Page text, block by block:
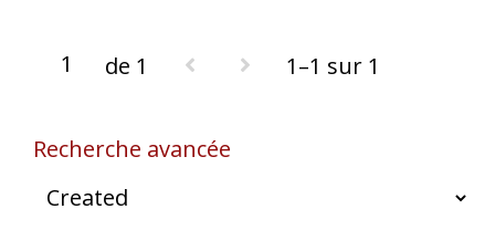
de 1 1–1 sur 1
Recherche avancée